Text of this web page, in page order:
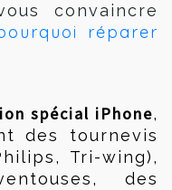
convaincre
réparer
spécial iPhone,
des tournevis
Tri-wing),
des